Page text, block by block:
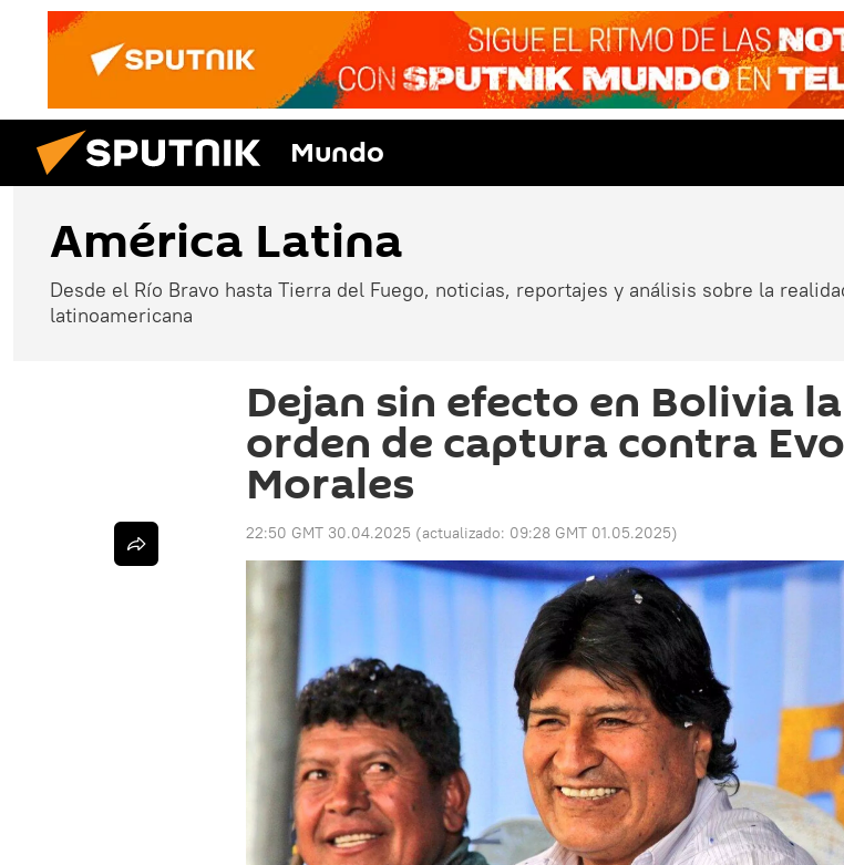
Mundo
América Latina
Desde el Río Bravo hasta Tierra del Fuego, noticias, reportajes y análisis sobre la
latinoamericana
Dejan sin efecto en Bolivia la
orden de captura contra Evo
Morales
22:50 GMT 30.04.2025 (actualizado: 09:28 GMT 01.05.2025)